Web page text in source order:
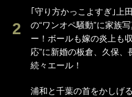
｢守り方かっこよすぎ｣上
の“ワンオペ騒動”に家族
ー！ボールも嫁の炎上も
応”に新婚の板倉、久保、
続々エール！
浦和と千葉の首をかしげ